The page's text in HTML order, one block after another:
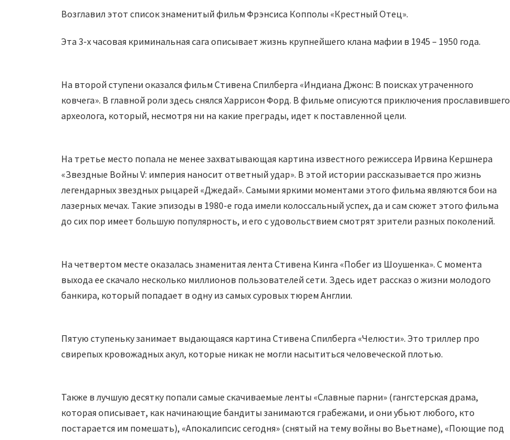
Возглавил этот список знаменитый фильм Фрэнсиса Копполы «Крестный Отец».
Эта 3-х часовая криминальная сага описывает жизнь крупнейшего клана мафии в 1945 – 1950 года.
На второй ступени оказался фильм Стивена Спилберга «Индиана Джонс: В поисках утраченного
ковчега». В главной роли здесь снялся Харрисон Форд. В фильме описуются приключения прославившего
археолога, который, несмотря ни на какие преграды, идет к поставленной цели.
На третье место попала не менее захватывающая картина известного режиссера Ирвина Кершнера
«Звездные Войны V: империя наносит ответный удар». В этой истории рассказывается про жизнь
легендарных звездных рыцарей «Джедай». Самыми яркими моментами этого фильма являются бои на
лазерных мечах. Такие эпизоды в 1980-е года имели колоссальный успех, да и сам сюжет этого фильма
до сих пор имеет большую популярность, и его с удовольствием смотрят зрители разных поколений.
На четвертом месте оказалась знаменитая лента Стивена Кинга «Побег из Шоушенка». С момента
выхода ее скачало несколько миллионов пользователей сети. Здесь идет рассказ о жизни молодого
банкира, который попадает в одну из самых суровых тюрем Англии.
Пятую ступеньку занимает выдающаяся картина Стивена Спилберга «Челюсти». Это триллер про
свирепых кровожадных акул, которые никак не могли насытиться человеческой плотью.
Также в лучшую десятку попали самые скачиваемые ленты «Славные парни» (гангстерская драма,
которая описывает, как начинающие бандиты занимаются грабежами, и они убьют любого, кто
постарается им помешать), «Апокалипсис сегодня» (снятый на тему войны во Вьетнаме), «Поющие под